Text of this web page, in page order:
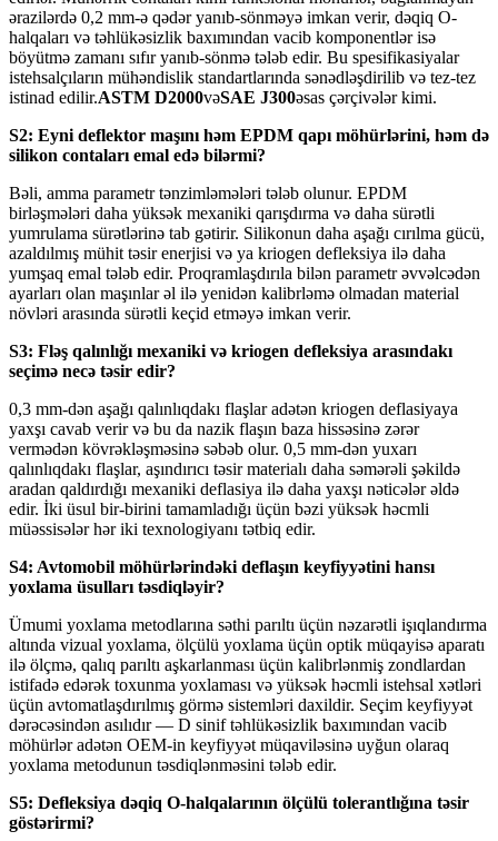
ərazilərdə 0,2 mm-ə qədər yanıb-sönməyə imkan verir, dəqiq O-
halqaları və təhlükəsizlik baxımından vacib komponentlər isə
böyütmə zamanı sıfır yanıb-sönmə tələb edir. Bu spesifikasiyalar
istehsalçıların mühəndislik standartlarında sənədləşdirilib və tez-tez
istinad edilir.ASTM D2000vəSAE J300əsas çərçivələr kimi.
S2: Eyni deflektor maşını həm EPDM qapı möhürlərini, həm də
silikon contaları emal edə bilərmi?
Bəli, amma parametr tənzimləmələri tələb olunur. EPDM
birləşmələri daha yüksək mexaniki qarışdırma və daha sürətli
yumrulama sürətlərinə tab gətirir. Silikonun daha aşağı cırılma gücü,
azaldılmış mühit təsir enerjisi və ya kriogen defleksiya ilə daha
yumşaq emal tələb edir. Proqramlaşdırıla bilən parametr əvvəlcədən
ayarları olan maşınlar əl ilə yenidən kalibrləmə olmadan material
növləri arasında sürətli keçid etməyə imkan verir.
S3: Fləş qalınlığı mexaniki və kriogen defleksiya arasındakı
seçimə necə təsir edir?
0,3 mm-dən aşağı qalınlıqdakı flaşlar adətən kriogen deflasiyaya
yaxşı cavab verir və bu da nazik flaşın baza hissəsinə zərər
vermədən kövrəkləşməsinə səbəb olur. 0,5 mm-dən yuxarı
qalınlıqdakı flaşlar, aşındırıcı təsir materialı daha səmərəli şəkildə
aradan qaldırdığı mexaniki deflasiya ilə daha yaxşı nəticələr əldə
edir. İki üsul bir-birini tamamladığı üçün bəzi yüksək həcmli
müəssisələr hər iki texnologiyanı tətbiq edir.
S4: Avtomobil möhürlərindəki deflaşın keyfiyyətini hansı
yoxlama üsulları təsdiqləyir?
Ümumi yoxlama metodlarına səthi parıltı üçün nəzarətli işıqlandırma
altında vizual yoxlama, ölçülü yoxlama üçün optik müqayisə aparatı
ilə ölçmə, qalıq parıltı aşkarlanması üçün kalibrlənmiş zondlardan
istifadə edərək toxunma yoxlaması və yüksək həcmli istehsal xətləri
üçün avtomatlaşdırılmış görmə sistemləri daxildir. Seçim keyfiyyət
dərəcəsindən asılıdır — D sinif təhlükəsizlik baxımından vacib
möhürlər adətən OEM-in keyfiyyət müqaviləsinə uyğun olaraq
yoxlama metodunun təsdiqlənməsini tələb edir.
S5: Defleksiya dəqiq O-halqalarının ölçülü tolerantlığına təsir
göstərirmi?